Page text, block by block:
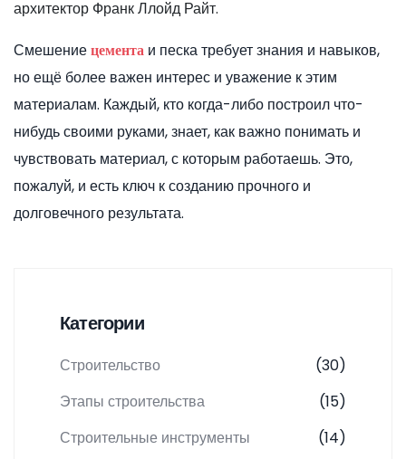
архитектор Франк Ллойд Райт.
Смешениецемента и песка требует знания и навыков,
но ещё более важен интерес и уважение к этим
материалам. Каждый, кто когда-либо построил что-
нибудь своими руками, знает, как важно понимать и
чувствовать материал, с которым работаешь. Это,
пожалуй, и есть ключ к созданию прочного и
долговечного результата.
Категории
Строительство
(30)
Этапы строительства
(15)
Строительные инструменты
(14)